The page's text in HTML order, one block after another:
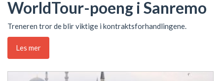
WorldTour-poeng i Sanremo
Treneren tror de blir viktige i kontraktsforhandlingene.
Les mer